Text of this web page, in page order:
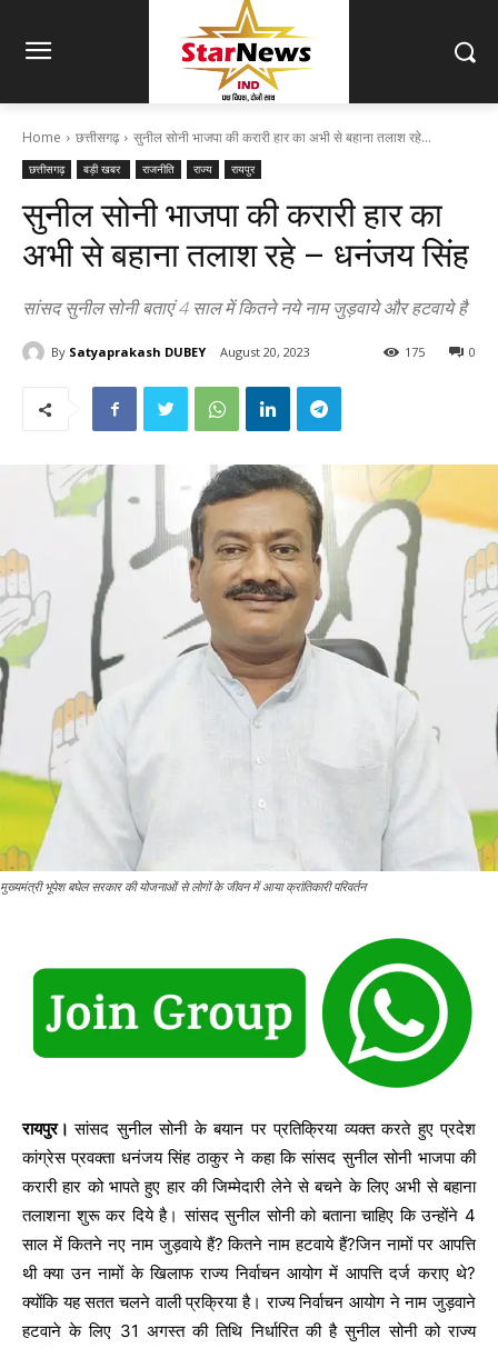
Home छत्तीसगढ़ सुनील सोनी भाजपा की करारी हार का अभी से बहाना तलाश रहे...
छत्तीसगढ़ बड़ी खबर राजनीति राज्य रायपुर
सुनील सोनी भाजपा की करारी हार का
अभी से बहाना तलाश रहे – धनंजय सिंह
सांसद सुनील सोनी बताएं 4 साल में कितने नये नाम जुड़वाये और हटवाये है
By Satyaprakash DUBEY August 20, 2023 0
175
मुख्यमंत्री भूपेश बघेल सरकार की योजनाओं से लोगों के जीवन में आया क्रांतिकारी परिवर्तन
रायपुर।सांसद सुनील सोनी के बयान पर प्रतिक्रिया व्यक्त करते हुए प्रदेश
कांग्रेस प्रवक्ता धनंजय सिंह ठाकुर ने कहा कि सांसद सुनील सोनी भाजपा की
करारी हार को भापते हुए हार की जिम्मेदारी लेने से बचने के लिए अभी से बहाना
तलाशना शुरू कर दिये है। सांसद सुनील सोनी को बताना चाहिए कि उन्होंने 4
साल में कितने नए नाम जुड़वाये हैं? कितने नाम हटवाये हैं?जिन नामों पर आपत्ति
थी क्या उन नामों के खिलाफ राज्य निर्वाचन आयोग में आपत्ति दर्ज कराए थे?
क्योंकि यह सतत चलने वाली प्रक्रिया है। राज्य निर्वाचन आयोग ने नाम जुड़वाने
हटवाने के लिए 31 अगस्त की तिथि निर्धारित की है सुनील सोनी को राज्य